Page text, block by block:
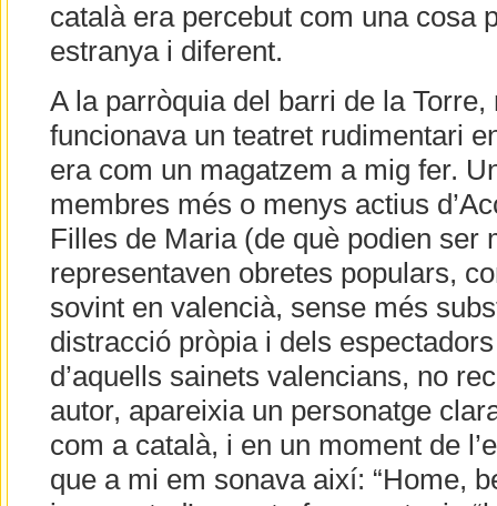
català era percebut com una cosa
estranya i diferent.
A la parròquia del barri de la
funcionava un teatret rudimentari
era com un magatzem a mig fer.
membres més o menys actius
Filles de Maria (de què podien ser
representaven obretes populars,
sovint en valencià, sense més
distracció pròpia i dels
d’aquells sainets valencians, no
autor, apareixia un personatge
com a català, i en un moment de
que a mi em sonava així: “Home,